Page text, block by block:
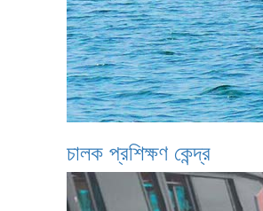
চালক প্রশিক্ষণ কেন্দ্র